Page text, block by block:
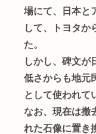
場にて、日本と
して、トヨタか
た。
しかし、碑文が
低さからも地元
として使われて
なお、現在は撤
れた石像に置き